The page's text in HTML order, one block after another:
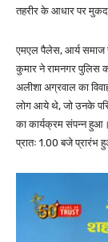
तहरीर के आधार पर
एमएल पैलेस, आर्य समाज
कुमार ने रामनगर पुलिस
अलीशा अग्रवाल का
लोग आये थे, जो उनके
का कार्यक्रम संपन्न
प्रातः 1.00 बजे प्रारंभ